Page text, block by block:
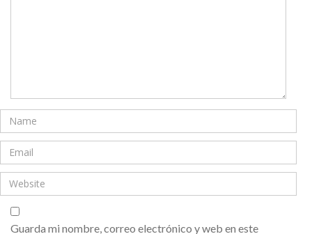
Guarda mi nombre, correo electrónico y web en este